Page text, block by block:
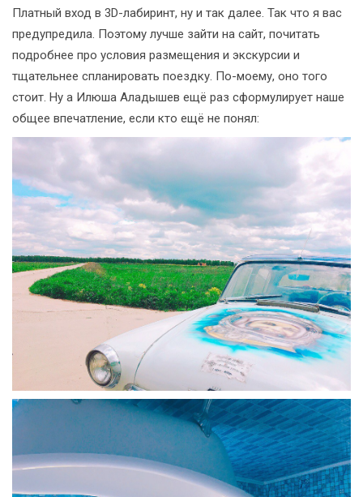
Платный вход в 3D-лабиринт, ну и так далее. Так что я вас
предупредила. Поэтому лучше зайти на сайт, почитать
подробнее про условия размещения и экскурсии и
тщательнее спланировать поездку. По-моему, оно того
стоит. Ну а Илюша Аладышев ещё раз сформулирует наше
общее впечатление, если кто ещё не понял: